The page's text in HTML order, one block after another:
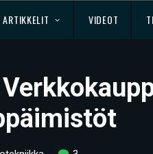
ARTIKKELIT VIDEOT